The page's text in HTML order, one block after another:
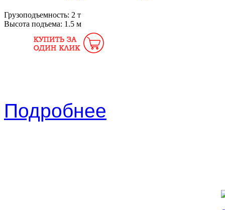
Грузоподъемность: 2 т
Высота подъема: 1.5 м
Подробнее